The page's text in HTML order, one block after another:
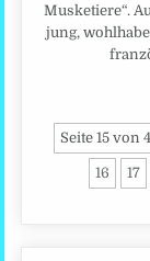
Musketiere“.
jung,
Seite 15 von
16 17